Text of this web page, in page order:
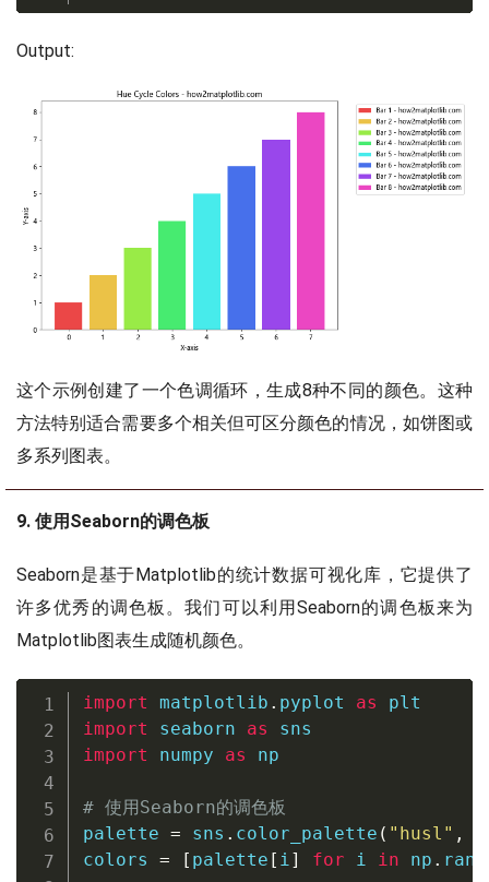
Output:
这个示例创建了一个色调循环，生成8种不同的颜色。这种
方法特别适合需要多个相关但可区分颜色的情况，如饼图或
多系列图表。
9. 使用Seaborn的调色板
Seaborn是基于Matplotlib的统计数据可视化库，它提供了
许多优秀的调色板。我们可以利用Seaborn的调色板来为
Matplotlib图表生成随机颜色。
import matplotlib . pyplot as
import seaborn as
import numpy as np
# 使用Seaborn的调色板
palette = sns . color_palette ( "husl" ,
colors = [ palette [ i ] for i in np .